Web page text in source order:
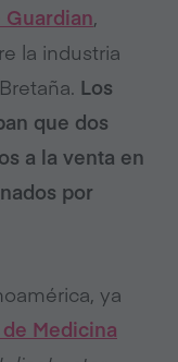
Guardian,
la industria
Los
que dos
a la venta en
por
ya
Medicina